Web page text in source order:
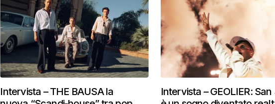
Intervista – THE BAUSA la
Intervista – GEOLIER: San